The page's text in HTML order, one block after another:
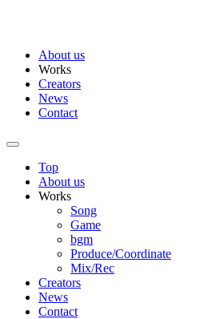
About us
Works
Creators
News
Contact
Top
About us
Works
Song
Game
bgm
Produce/Coordinate
Mix/Rec
Creators
News
Contact